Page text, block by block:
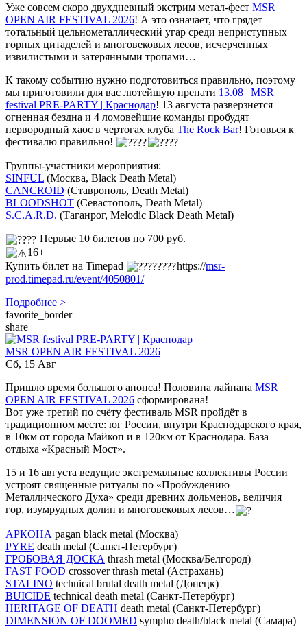
Уже совсем скоро двухдневный экстрим метал-фест MSR
OPEN AIR FESTIVAL 2026! А это означает, что грядет
тотальный цельнометаллический угар среди неприступных
горных цитаделей и многовековых лесов, исчерченных
извилистыми и затерянными тропами…
К такому событию нужно подготовиться правильно, поэтому
мы приготовили для вас лютейшую препати 13.08 | MSR
festival PRE-PARTY | Краснодар! 13 августа разверзнется
огненная бездна и 4 ломовейшие команды пробудят
первородный хаос в чертогах клуба The Rock Bar! Готовься к
фестивалю правильно!
Группы-участники мероприятия:
SINFUL (Москва, Black Death Metal)
CANCROID (Ставрополь, Death Metal)
BLOODSHOT (Севастополь, Death Metal)
S.C.A.R.D. (Таганрог, Melodic Black Death Metal)
Первые 10 билетов по 700 руб.
16+
Купить билет на Timepad
https://msr-
prod.timepad.ru/event/4050801/
Подробнее >
favorite_border
share
MSR OPEN AIR FESTIVAL 2026
Сб, 15 Авг
Пришло время большого анонса! Половина лайнапа MSR
OPEN AIR FESTIVAL 2026 сформирована!
Вот уже третий по счёту фестиваль MSR пройдёт в
традиционном месте: юг России, внутри Краснодарского края,
в 10км от города Майкоп и в 120км от Краснодара. База
отдыха «Красный Мост».
15 и 16 августа ведущие экстремальные коллективы России
устроят священные ритуалы по «Пробуждению
Металлического Духа» среди древних дольменов, величия
гор, изумрудных долин и многовековых лесов…
АРКОНА pagan black metal (Москва)
PYRE death metal (Санкт-Петербург)
ГРОБОВАЯ ДОСКА thrash metal (Москва/Белгород)
FAST FOOD crossover thrash metal (Астрахань)
STALINO technical brutal death metal (Донецк)
BUICIDE technical death metal (Санкт-Петербург)
HERITAGE OF DEATH death metal (Санкт-Петербург)
DIMENSION OF DOOMED sympho death/black metal (Самара)